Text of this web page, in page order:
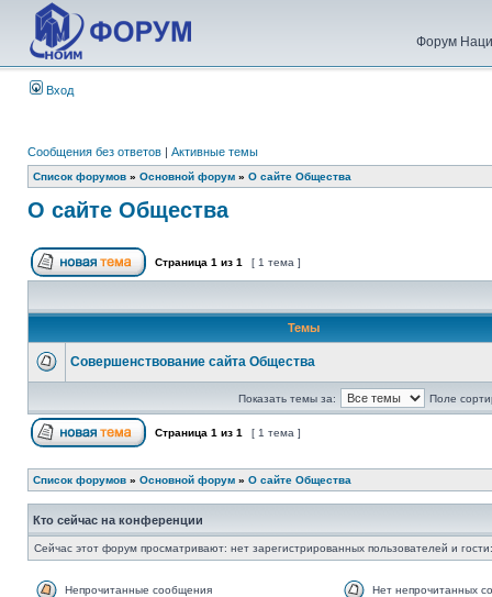
Форум
Вход
Сообщения без ответов | Активные темы
Список форумов » Основной форум » О сайте Общества
О сайте Общества
Страница 1 из 1 [ 1 тема ]
Темы
Совершенствование сайта Общества
Показать темы за: Поле
Страница 1 из 1 [ 1 тема ]
Список форумов » Основной форум » О сайте Общества
Кто сейчас на конференции
Сейчас этот форум просматривают: нет зарегистрированных пользователей и
Непрочитанные сообщения Нет непрочитанных